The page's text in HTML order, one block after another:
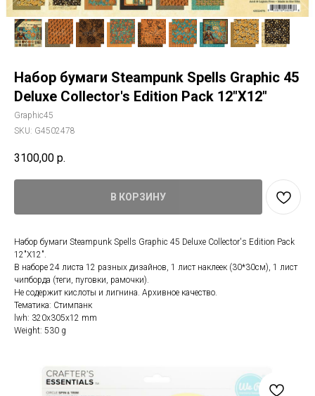
Набор бумаги Steampunk Spells Graphic 45
Deluxe Collector's Edition Pack 12"X12"
Graphic45
SKU: G4502478
3100,00 р.
В КОРЗИНУ
Набор бумаги Steampunk Spells Graphic 45 Deluxe Collector's Edition Pack
12"X12".
В наборе 24 листа 12 разных дизайнов, 1 лист наклеек (30*30см), 1 лист
чипборда (теги, пуговки, рамочки).
Не содержит кислоты и лигнина. Архивное качество.
Тематика: Стимпанк
lwh: 320x305x12 mm
Weight: 530 g